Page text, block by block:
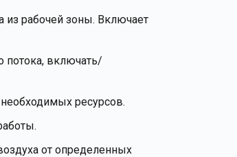
из рабочей зоны. Включает
потока, включать/
ресурсов.
от определенных